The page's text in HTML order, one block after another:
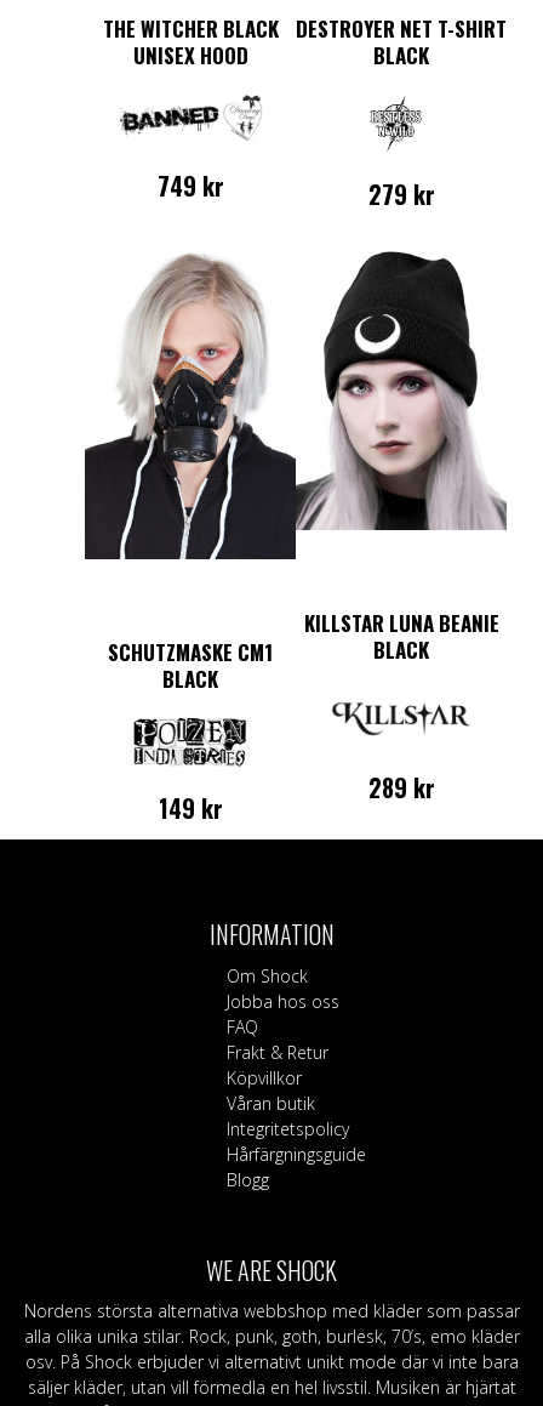
THE WITCHER BLACK
UNISEX HOOD
749 kr
produkten
har
flera
varianter.
De
olika
alternativen
kan
väljas
på
produktsidan
DESTROYER NET T-SHIRT
BLACK
279 kr
här
produkten
flera
varianter.
De
olika
alternativen
kan
väljas
på
produktsidan
SCHUTZMASKE CM1
BLACK
149 kr
KILLSTAR LUNA BEANIE
BLACK
289 kr
INFORMATION
Om Shock
Jobba hos oss
FAQ
Frakt & Retur
Köpvillkor
Våran butik
Integritetspolicy
Hårfärgningsguide
Blogg
WE ARE SHOCK
Nordens största alternativa webbshop med kläder som passar
alla olika unika stilar. Rock, punk, goth, burlesk, 70’s, emo kläder
osv. På Shock erbjuder vi alternativt unikt mode där vi inte bara
säljer kläder, utan vill förmedla en hel livsstil. Musiken är hjärtat